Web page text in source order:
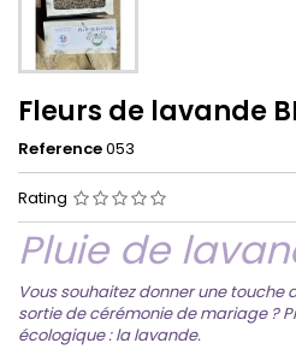
Fleurs de lavande
Reference053
Rating
Pluie de
Vous souhaitez donner une touche
sortie de cérémonie de mariage ?
écologique : la lavande.